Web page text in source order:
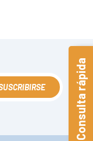
Consulta rápida